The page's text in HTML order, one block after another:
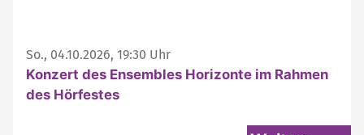
So., 04.10.2026, 19:30 Uhr
Konzert des Ensembles Horizonte im Rahmen
des Hörfestes